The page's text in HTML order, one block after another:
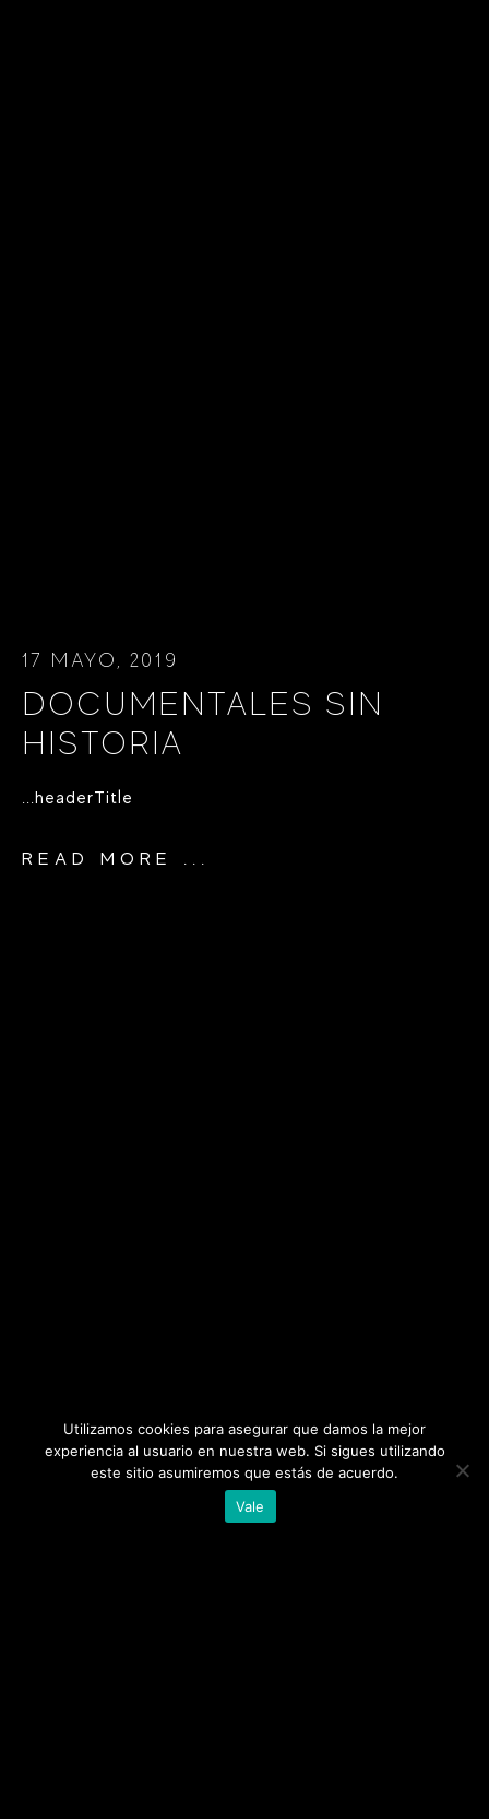
17 MAYO, 2019
DOCUMENTALES SIN
HISTORIA
...headerTitle
READ MORE ...
Utilizamos cookies para asegurar que damos la mejor
experiencia al usuario en nuestra web. Si sigues utilizando
este sitio asumiremos que estás de acuerdo.
Vale